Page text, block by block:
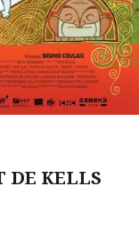
DE KELLS